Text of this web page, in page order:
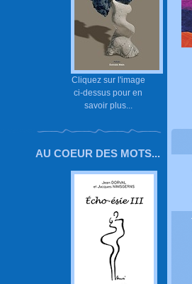
Cliquez sur l'image
ci-dessus pour en
savoir plus...
AU COEUR DES MOTS...